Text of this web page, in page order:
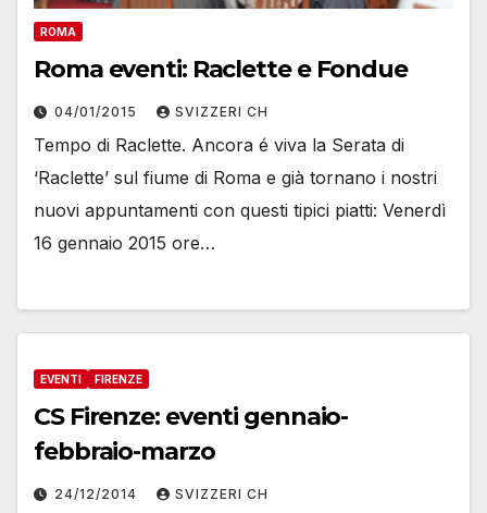
ROMA
Roma eventi: Raclette e Fondue
04/01/2015 SVIZZERI CH
Tempo di Raclette. Ancora é viva la Serata di
‘Raclette’ sul fiume di Roma e già tornano i nostri
nuovi appuntamenti con questi tipici piatti: Venerdì
16 gennaio 2015 ore…
EVENTI FIRENZE
CS Firenze: eventi gennaio-
febbraio-marzo
24/12/2014 SVIZZERI CH